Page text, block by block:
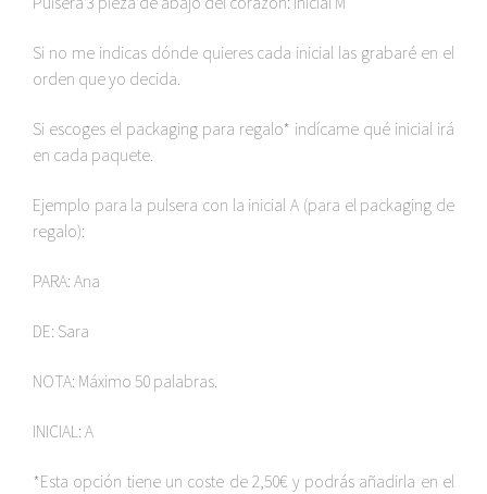
Si no me indicas dónde quieres cada inicial las grabaré en el
orden que yo decida.
Si escoges el packaging para regalo* indícame qué inicial irá
en cada paquete.
Ejemplo para la pulsera con la inicial A (para el packaging de
regalo):
PARA: Ana
DE: Sara
NOTA: Máximo 50 palabras.
INICIAL: A
*Esta opción tiene un coste de 2,50€ y podrás añadirla en el